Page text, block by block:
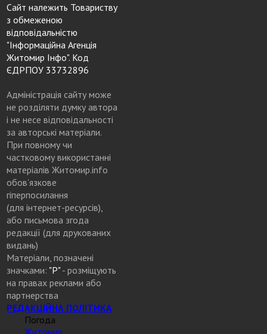
Сайт належить Товариству
з обмеженою
відповідальністю
"Інформаційна Агенція
Житомир Інфо". Код
ЄДРПОУ 33732896
Адміністрація сайту може
не розділяти думку автора
і не несе відповідальності
за авторські матеріали.
При повному чи
частковому використанні
матеріалів Житомир.info
обов’язкове
гіперпосилання
(для інтернет-ресурсів),
або письмова згода
редакції (для друкованих
видань)
Матеріали, позначені
значками: "Р"- розміщують
на правах реклами або
партнерства
РЕДАКЦІЙНА ПОЛІТИКА
Погода
Житомир